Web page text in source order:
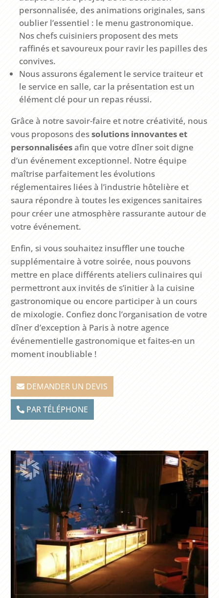
personnalisée, des animations originales, sans
oublier l’essentiel : le menu gastronomique.
Nos chefs cuisiniers proposent des mets
raffinés et savoureux pour ravir les papilles des
convives.
Nous assurons également le service traiteur et
le service en salle, car la présentation est un
élément clé pour un repas réussi.
Grâce à notre savoir-faire et notre créativité, nous
vous proposons dessolutions innovantes et
personnaliséesafin que votre dîner soit digne
d’un événement exceptionnel. Notre équipe
maîtrise parfaitement les évolutions
réglementaires liées à l’industrie hôtelière et
saura répondre à toutes les exigences sanitaires
pour créer une atmosphère rassurante autour de
votre événement.
Enfin, si vous souhaitez insuffler une touche
supplémentaire à votre soirée, nous pouvons
mettre en place différents ateliers culinaires qui
permettront aux invités de s’initier à la cuisine
gastronomique ou encore participer à un cours
de mixologie. Confiez donc l’organisation de votre
dîner d’exception à Paris à notre agence
événementielle gastronomique et faites-en un
moment inoubliable !
DEMANDER UN DEVIS
PAR TÉLÉPHONE